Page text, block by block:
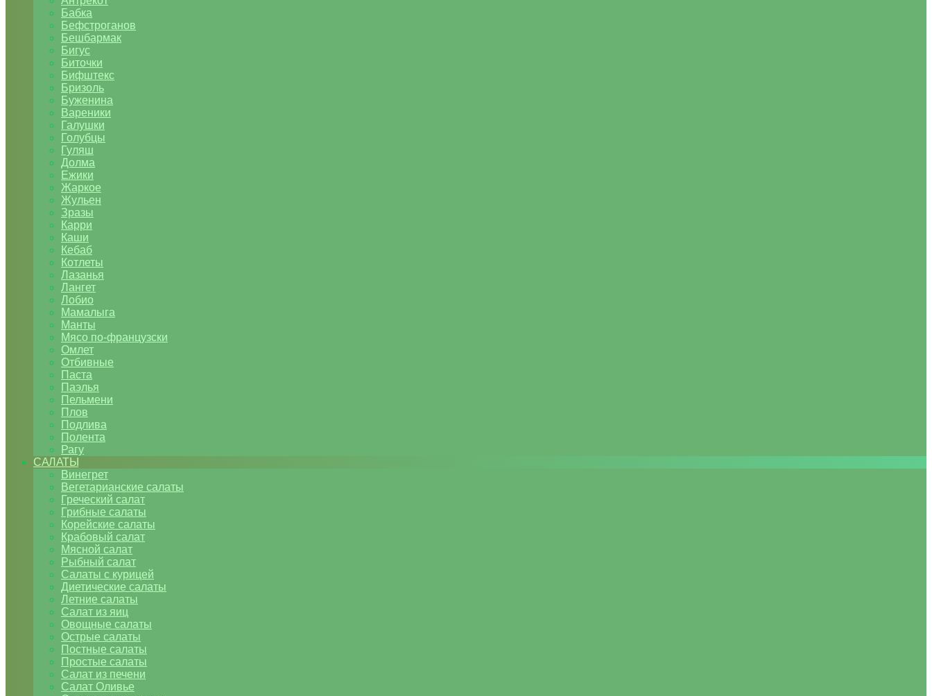
Бабка
Бефстроганов
Бешбармак
Бигус
Биточки
Бифштекс
Бризоль
Буженина
Вареники
Галушки
Голубцы
Гуляш
Долма
Ежики
Жаркое
Жульен
Зразы
Карри
Каши
Кебаб
Котлеты
Лазанья
Лангет
Лобио
Мамалыга
Манты
Мясо по-французски
Омлет
Отбивные
Паста
Паэлья
Пельмени
Плов
Подлива
Полента
Рагу
САЛАТЫ
Винегрет
Вегетарианские салаты
Греческий салат
Грибные салаты
Корейские салаты
Крабовый салат
Мясной салат
Рыбный салат
Салаты с курицей
Диетические салаты
Летние салаты
Салат из яиц
Овощные салаты
Острые салаты
Постные салаты
Простые салаты
Салат из печени
Салат Оливье